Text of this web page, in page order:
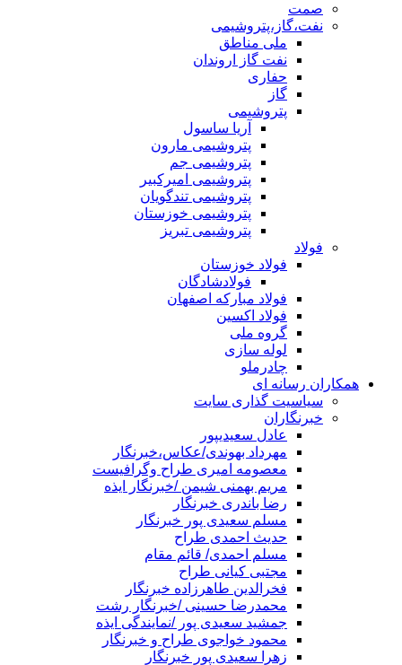
صمت
نفت،گاز،پتروشیمی
ملی مناطق
نفت گاز اروندان
حفاری
گاز
پتروشیمی
آریا ساسول
پتروشیمی مارون
پتروشیمی جم
پتروشیمی امیرکبیر
پتروشیمی تندگویان
پتروشیمی خوزستان
پتروشیمی تبریز
فولاد
فولاد خوزستان
فولادشادگان
فولاد مبارکه اصفهان
فولاد اکسین
گروه ملی
لوله سازی
چادرملو
همکاران رسانه ای
سیاسیت گذاری سایت
خبرنگاران
عادل سعیدیپور
مهرداد بهوندی/عکاس،خبرنگار
معصومه امیری طراح وگرافیست
مریم بهمنی شیمن /خبرنگار ایذه
رضا باندری خبرنگار
مسلم سعیدی پور خبرنگار
حدیث احمدی طراح
مسلم احمدی/ قائم مقام
مجتبی کیانی طراح
فخرالدین طاهرزاده خبرنگار
محمدرضا حسینی /خبرنگار رشت
جمشید سعیدی پور /نمایندگی ایذه
محمود خواجوی طراح و خبرنگار
زهرا سعیدی پور خبرنگار